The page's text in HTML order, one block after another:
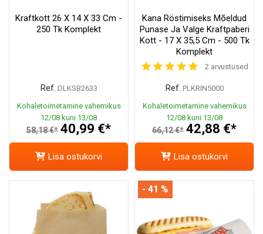
Kraftkott 26 X 14 X 33 Cm -
250 Tk Komplekt
Ref. DLKSB2633
Kohaletoimetamine vahemikus
12/08 kuni 13/08
58,18 €* 40,99 €*
Lisa ostukorvi
Kana Röstimiseks Mõeldud
Punase Ja Valge Kraftpaberi
Kott - 17 X 35,5 Cm - 500 Tk
Komplekt
2 arvustused
Ref. PLKRIN5000
Kohaletoimetamine vahemikus
12/08 kuni 13/08
66,12 €* 42,88 €*
Lisa ostukorvi
- 41 %